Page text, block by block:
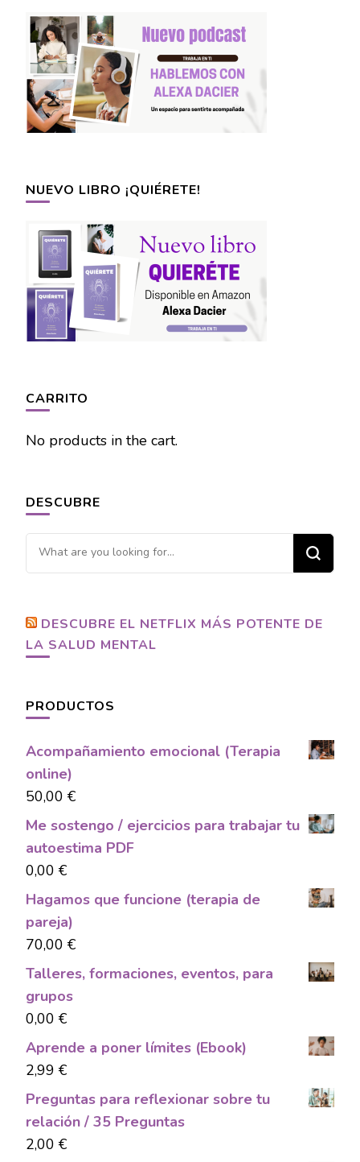
NUEVO LIBRO ¡QUIÉRETE!
CARRITO
No products in the cart.
DESCUBRE
Looking
for
DESCUBRE EL NETFLIX MÁS POTENTE DE
LA SALUD MENTAL
PRODUCTOS
Acompañamiento emocional (Terapia
online)
50,00 €
Me sostengo / ejercicios para trabajar tu
autoestima PDF
0,00 €
Hagamos que funcione (terapia de
pareja)
70,00 €
Talleres, formaciones, eventos, para
grupos
0,00 €
Aprende a poner límites (Ebook)
2,99 €
Preguntas para reflexionar sobre tu
relación / 35 Preguntas
2,00 €